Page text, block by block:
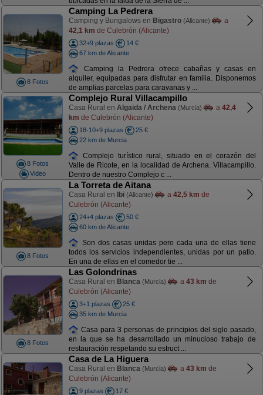
8 Fotos
Camping La Pedrera
Camping y Bungalows en Bigastro (Alicante)
a
42,1 km de Culebrón (Alicante)
32+9 plazas
14 €
67 km de Alicante
Camping la Pedrera ofrece cabañas y casas en
alquiler, equipadas para disfrutar en familia. Disponemos
de amplias parcelas para caravanas y ...
8 Fotos
Video
Complejo Rural Villacampillo
Casa Rural en Algaida / Archena (Murcia) a 42,4
km de Culebrón (Alicante)
18-10+9 plazas
25 €
22 km de Murcia
Complejo turístico rural, situado en el corazón del
Valle de Ricote, en la localidad de Archena. Villacampillo.
Dentro de nuestro Complejo c ...
8 Fotos
La Torreta de Aitana
Casa Rural en Ibi (Alicante) a 42,5 km de
Culebrón (Alicante)
24+4 plazas
50 €
60 km de Alicante
Son dos casas unidas pero cada una de ellas tiene
todos los servicios independientes, unidas por un patio.
En una de ellas en el comedor tie ...
8 Fotos
Las Golondrinas
Casa Rural en Blanca (Murcia) a 43 km de
Culebrón (Alicante)
3+1 plazas
25 €
35 km de Murcia
Casa para 3 personas de principios del siglo pasado,
en la que se ha desarrollado un minucioso trabajo de
restauración respetando su estruct ...
Casa de La Higuera
Casa Rural en Blanca (Murcia) a 43 km de
Culebrón (Alicante)
9 plazas
17 €